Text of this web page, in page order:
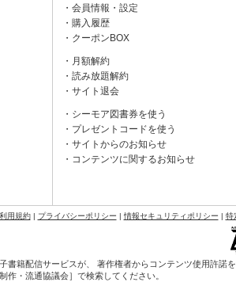
会員情報・設定
購入履歴
クーポンBOX
月額解約
読み放題解約
サイト退会
シーモア図書券を使う
プレゼントコードを使う
サイトからのお知らせ
コンテンツに関するお知らせ
利用規約| プライバシーポリシー | 情報セキュリティポリシー | 特
書籍配信サービスが、 著作権者からコンテンツ使用許
作・流通協議会］で検索してください。